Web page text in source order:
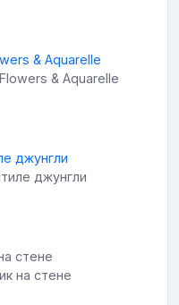
& Aquarelle
джунгли
на стене